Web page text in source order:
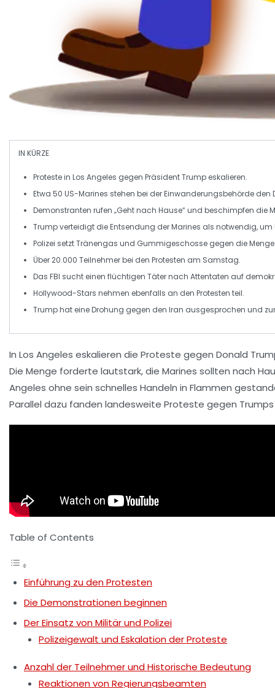
IN KÜRZE
Protestein Los Angeles gegen PräsidentTrump eskalieren.
Etwa 50 US-Marines stehen bei derEinwanderungsbehörde den
Demonstranten rufen „Geht nach Hause“ und beschimpfen die
Trump verteidigt die Entsendung der Marines als notwendig, um
Polizei setztTränengas und Gummigeschosse gegen die
Über20.000 Teilnehmerbei den Protesten am Samstag.
Das FBI sucht einen flüchtigen Täternach Attentaten auf
Hollywood-Stars nehmen ebenfalls an den Protesten teil.
Trump hat eineDrohung gegen den Iran ausgesprochen und
In Los Angeles eskalieren die Proteste gegen Donald
Die Menge forderte lautstark, die Marines sollten nach
Angeles ohne sein schnelles Handeln in Flammen
Parallel dazu fanden landesweite Proteste gegen
Table of Contents
Einführung zu den Protesten
Die Demonstrationen beginnen
Der Einsatz von Militär und Polizei
Polizeigewalt und Eskalation der Proteste
Anzahl der Teilnehmer und Historische Bedeutung
Reaktionen von Regierungsbeamten